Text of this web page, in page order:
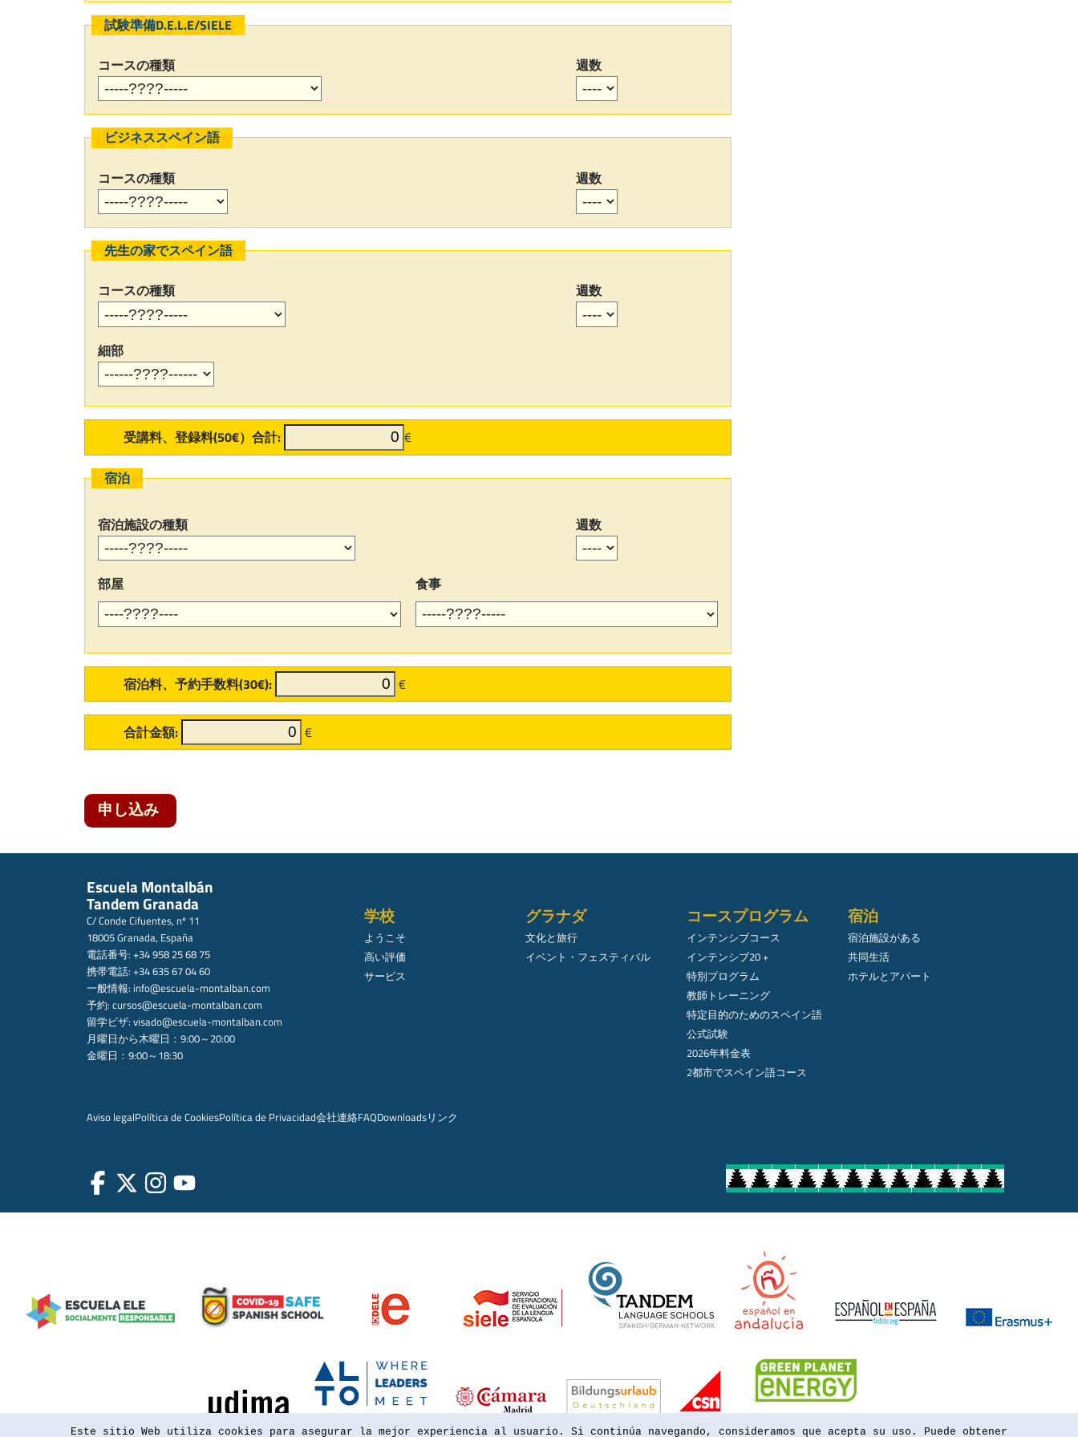
試験準備D.E.L.E/SIELE
コースの種類 週数
ビジネススペイン語
コースの種類 週数
先生の家でスペイン語
コースの種類 週数
細部
受講料、登録料(50€）合計: €
宿泊
宿泊施設の種類 週数
部屋 食事
宿泊料、予約手数料(30€): €
合計金額: €
Escuela Montalbán
Tandem Granada
C/ Conde Cifuentes, nº 11
18005 Granada, España
電話番号: +34 958 25 68 75
携帯電話: +34 635 67 04 60
一般情報: info@escuela-montalban.com
予約: cursos@escuela-montalban.com
留学ビザ: visado@escuela-montalban.com
月曜日から木曜日：9:00～20:00
金曜日：9:00～18:30
学校
ようこそ
高い評価
サービス
グラナダ
文化と旅行
イベント・フェスティバル
コースプログラム
インテンシブコース
インテンシブ20 +
特別プログラム
教師トレーニング
特定目的のためのスペイン語
公式試験
2026年料金表
2都市でスペイン語コース
宿泊
宿泊施設がある
共同生活
ホテルとアパート
Aviso legalPolítica de CookiesPolítica de Privacidad会社連絡FAQDownloadsリンク
Este sitio Web utiliza cookies para asegurar la mejor experiencia al usuario. Si continúa navegando, consideramos que acepta su uso. Puede obtener